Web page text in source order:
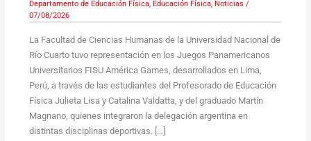
Departamento de Educación Física, Educación Física, Noticias /
07/08/2026
La Facultad de Ciencias Humanas de la Universidad Nacional de
Río Cuarto tuvo representación en los Juegos Panamericanos
Universitarios FISU América Games, desarrollados en Lima,
Perú, a través de las estudiantes del Profesorado de Educación
Física Julieta Lisa y Catalina Valdatta, y del graduado Martín
Magnano, quienes integraron la delegación argentina en
distintas disciplinas deportivas. […]